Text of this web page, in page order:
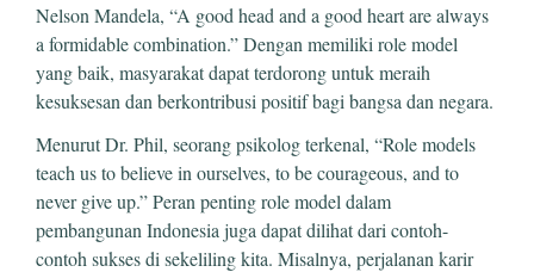
Nelson Mandela, “A good head and a good heart are always
a formidable combination.” Dengan memiliki role model
yang baik, masyarakat dapat terdorong untuk meraih
kesuksesan dan berkontribusi positif bagi bangsa dan negara.
Menurut Dr. Phil, seorang psikolog terkenal, “Role models
teach us to believe in ourselves, to be courageous, and to
never give up.” Peran penting role model dalam
pembangunan Indonesia juga dapat dilihat dari contoh-
contoh sukses di sekeliling kita. Misalnya, perjalanan karir